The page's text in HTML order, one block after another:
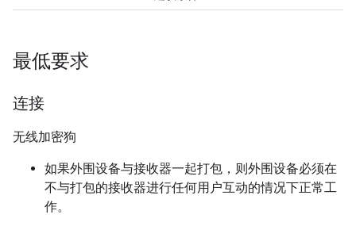
最低要求
连接
无线加密狗
如果外围设备与接收器一起打包，则外围设备必须在
不与打包的接收器进行任何用户互动的情况下正常工
作。